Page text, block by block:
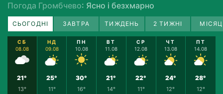
Погода Громбчево: Ясно і безхмарно
СЬОГОДНІ ЗАВТРА ТИЖДЕНЬ 2 ТИЖНІ
СБ
08.08
21°
13°
НД
09.08
25°
11°
ПН
10.08
30°
16°
ВТ
11.08
21°
14°
СР
12.08
22°
11°
ЧТ
13.08
24°
12°
ПТ
14.08
28°
12°